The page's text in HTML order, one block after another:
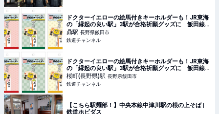
ドクターイエローの絵馬付きキーホルダーも！JR東海
の「縁起の良い駅」3駅が合格祈願グッズに 飯田線か
ら2駅、中央本線から1駅 | 鉄道ニュース | 鉄道チャンネ
ル
鼎駅 長野県飯田市
鉄道チャンネル
ドクターイエローの絵馬付きキーホルダーも！JR東海
の「縁起の良い駅」3駅が合格祈願グッズに 飯田線か
ら2駅、中央本線から1駅 | 鉄道ニュース | 鉄道チャンネ
ル
桜町(長野県)駅 長野県飯田市
鉄道チャンネル
【こちら駅麺部！】中央本線中津川駅の根の上そば |
鉄道ホビダス